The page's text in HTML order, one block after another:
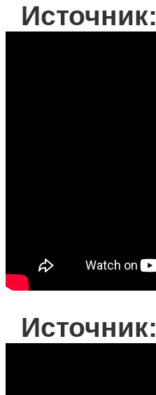
Источник:
Источник: